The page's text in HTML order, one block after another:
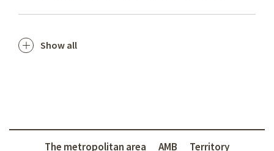
Show all
The metropolitan area AMB Territory